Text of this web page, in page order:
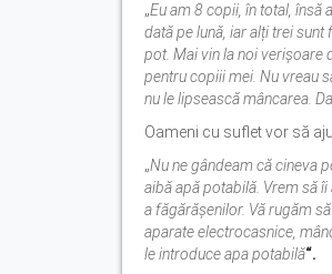
„Eu am 8 copii, în total, însă
dată pe lună, iar alți trei
pot. Mai vin la noi verișoare
pentru copiii mei. Nu vreau
nu le lipsească mâncarea.
Oameni cu suflet vor să
„Nu ne gândeam că cineva
aibă apă potabilă. Vrem să
a făgărășenilor. Vă rugăm
aparate electrocasnice,
le introduce apa potabilă“.